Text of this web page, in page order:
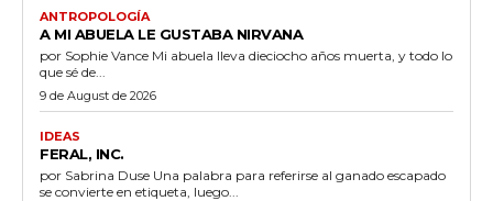
ANTROPOLOGÍA
A MI ABUELA LE GUSTABA NIRVANA
por Sophie Vance Mi abuela lleva dieciocho años muerta, y todo lo
que sé de...
9 de August de 2026
IDEAS
FERAL, INC.
por Sabrina Duse Una palabra para referirse al ganado escapado
se convierte en etiqueta, luego...